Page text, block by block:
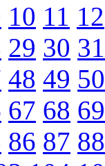
10 11 12
29 30 31
48 49 50
67 68 69
86 87 88